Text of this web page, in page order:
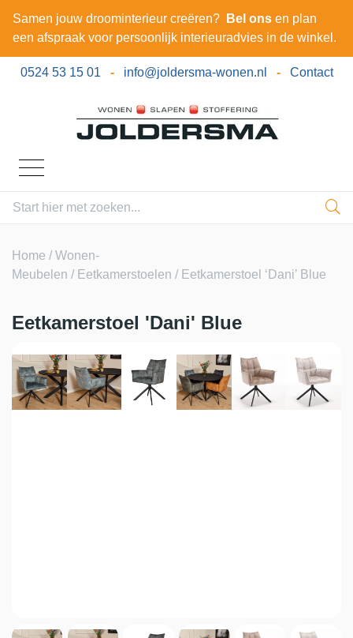
Samen jouw droominterieur creëren? Bel ons en plan
een afspraak voor persoonlijk interieuradvies in de winkel.
0524 53 15 01 - info@joldersma-wonen.nl - Contact
Home /Wonen-
Meubelen / Eetkamerstoelen / Eetkamerstoel ‘Dani’ Blue
Eetkamerstoel 'Dani' Blue